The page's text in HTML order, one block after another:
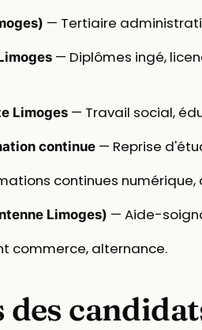
— Tertiaire
— Diplômes ingé,
Limoges — Travail social,
continue — Reprise
continues
Limoges) — Aide-
commerce, alternance.
des